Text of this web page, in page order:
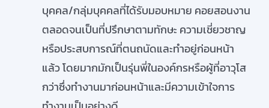
บุคคล/กลุ่มบุคคลที่ได้รับมอบหมาย คอยสอนงาน
ตลอดจนเป็นที่ปรึกษาตามทักษะ ความเชี่ยวชาญ
หรือประสบการณ์ที่ตนถนัดและทำอยู่ก่อนหน้า
แล้ว โดยมากมักเป็นรุ่นพี่ในองค์กรหรือผู้ที่อาวุโส
กว่าซึ่งทำงานมาก่อนหน้าและมีความเข้าใจการ